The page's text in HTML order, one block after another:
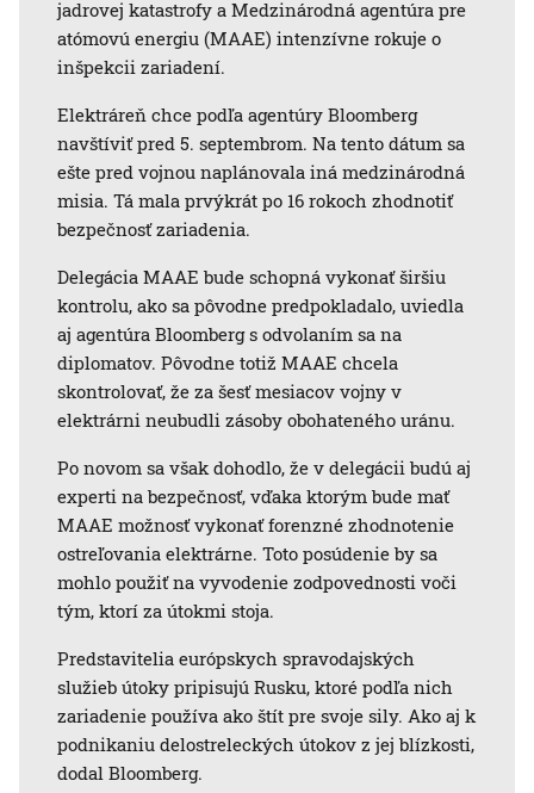
jadrovej katastrofy a Medzinárodná agentúra pre
atómovú energiu (MAAE) intenzívne rokuje o
inšpekcii zariadení.
Elektráreň chce podľa agentúry Bloomberg
navštíviť pred 5. septembrom. Na tento dátum sa
ešte pred vojnou naplánovala iná medzinárodná
misia. Tá mala prvýkrát po 16 rokoch zhodnotiť
bezpečnosť zariadenia.
Delegácia MAAE bude schopná vykonať širšiu
kontrolu, ako sa pôvodne predpokladalo, uviedla
aj agentúra Bloomberg s odvolaním sa na
diplomatov. Pôvodne totiž MAAE chcela
skontrolovať, že za šesť mesiacov vojny v
elektrárni neubudli zásoby obohateného uránu.
Po novom sa však dohodlo, že v delegácii budú aj
experti na bezpečnosť, vďaka ktorým bude mať
MAAE možnosť vykonať forenzné zhodnotenie
ostreľovania elektrárne. Toto posúdenie by sa
mohlo použiť na vyvodenie zodpovednosti voči
tým, ktorí za útokmi stoja.
Predstavitelia európskych spravodajských
služieb útoky pripisujú Rusku, ktoré podľa nich
zariadenie používa ako štít pre svoje sily. Ako aj k
podnikaniu delostreleckých útokov z jej blízkosti,
dodal Bloomberg.